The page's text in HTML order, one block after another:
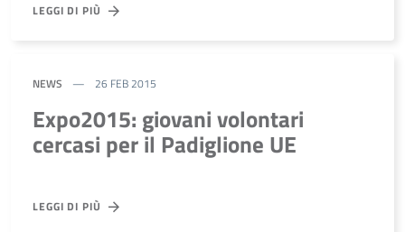
LEGGI DI PIÙ
NEWS 26 FEB 2015
Expo2015: giovani volontari
cercasi per il Padiglione UE
LEGGI DI PIÙ